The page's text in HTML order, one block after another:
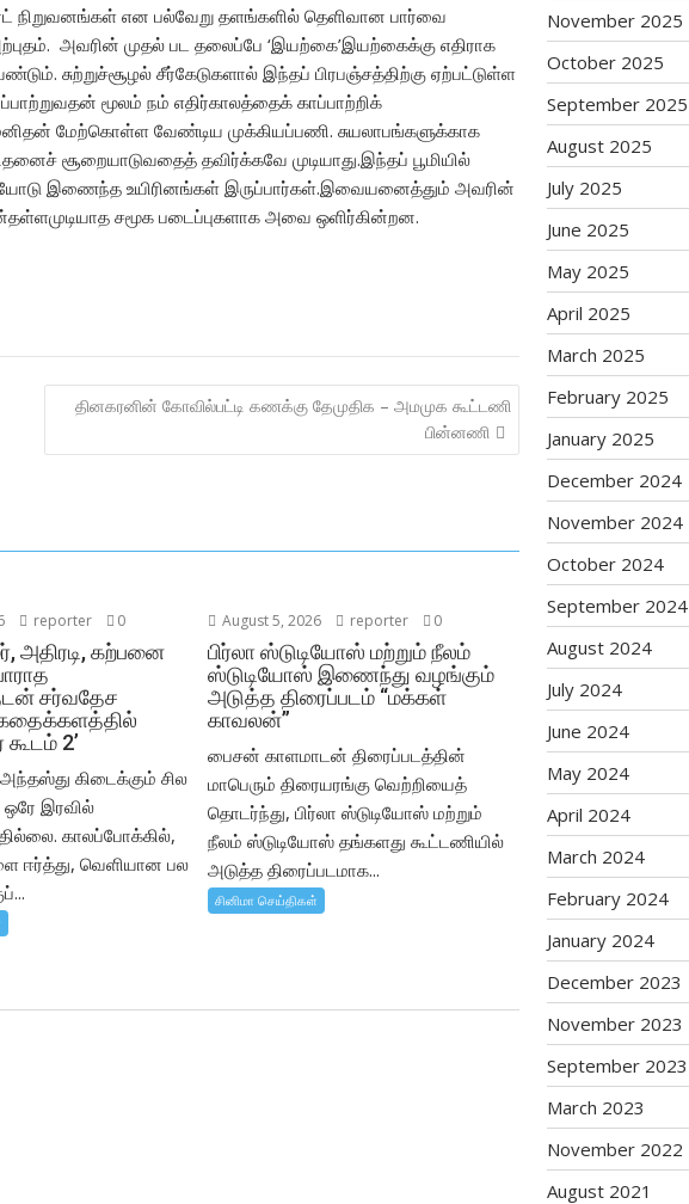
நிறுவனங்கள் என பல்வேறு தளங்களில் தெளிவான பார்வை
அவரின் முதல் பட தலைப்பே ‘இயற்கை’இயற்கைக்கு எதிராக
சுற்றுச்சூழல் சீர்கேடுகளால் இந்தப் பிரபஞ்சத்திற்கு ஏற்பட்டுள்ள
மூலம் நம் எதிர்காலத்தைக் காப்பாற்றிக்
மேற்கொள்ள வேண்டிய முக்கியப்பணி. சுயலாபங்களுக்காக
சூறையாடுவதைத் தவிர்க்கவே முடியாது.இந்தப் பூமியில்
இணைந்த உயிரினங்கள் இருப்பார்கள்.இவையனைத்தும் அவரின்
சமூக படைப்புகளாக அவை ஒளிர்கின்றன.
தினகரனின் கோவில்பட்டி கணக்கு தேமுதிக – அமமுக கூட்டணி
பின்னணி
reporter 0
அதிரடி, கற்பனை
சர்வதேச
கூடம் 2’
கிடைக்கும் சில
இரவில்
காலப்போக்கில்,
ஈர்த்து, வெளியான பல
August 5, 2026 reporter 0
பிர்லா ஸ்டுடியோஸ் மற்றும் நீலம்
ஸ்டுடியோஸ் இணைந்து வழங்கும்
அடுத்த திரைப்படம் “மக்கள்
காவலன்”
பைசன் காளமாடன் திரைப்படத்தின்
மாபெரும் திரையரங்கு வெற்றியைத்
தொடர்ந்து, பிர்லா ஸ்டுடியோஸ் மற்றும்
நீலம் ஸ்டுடியோஸ் தங்களது கூட்டணியில்
அடுத்த திரைப்படமாக...
சினிமா செய்திகள்
November 2025
October 2025
September 2025
August 2025
July 2025
June 2025
May 2025
April 2025
March 2025
February 2025
January 2025
December 2024
November 2024
October 2024
September 2024
August 2024
July 2024
June 2024
May 2024
April 2024
March 2024
February 2024
January 2024
December 2023
November 2023
September 2023
March 2023
November 2022
August 2021